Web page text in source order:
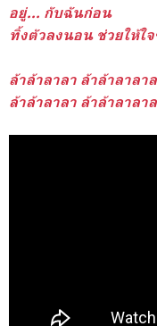
อยู่... กับฉันก่อน
ทิ้งตัวลงนอน ช่วยให้
ล้าล้าลาลา ล้าล้าลาลา
ล้าล้าลาลา ล้าล้าลาลา